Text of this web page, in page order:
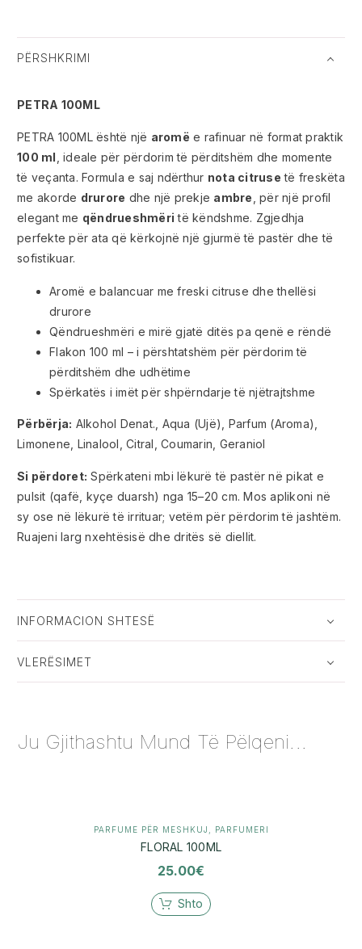
PËRSHKRIMI
PETRA 100ML
PETRA 100ML është një aromë e rafinuar në format praktik
100 ml , ideale për përdorim të përditshëm dhe momente
të veçanta. Formula e saj ndërthur nota citruse të freskëta
me akorde drurore dhe një prekje ambre , për një profil
elegant me qëndrueshmëri të këndshme. Zgjedhja
perfekte për ata që kërkojnë një gjurmë të pastër dhe të
sofistikuar.
Aromë e balancuar me freski citruse dhe thellësi
drurore
Qëndrueshmëri e mirë gjatë ditës pa qenë e rëndë
Flakon 100 ml – i përshtatshëm për përdorim të
përditshëm dhe udhëtime
Spërkatës i imët për shpërndarje të njëtrajtshme
Përbërja: Alkohol Denat., Aqua (Ujë), Parfum (Aroma),
Limonene, Linalool, Citral, Coumarin, Geraniol
Si përdoret: Spërkateni mbi lëkurë të pastër në pikat e
pulsit (qafë, kyçe duarsh) nga 15–20 cm. Mos aplikoni në
sy ose në lëkurë të irrituar; vetëm për përdorim të jashtëm.
Ruajeni larg nxehtësisë dhe dritës së diellit.
INFORMACION SHTESË
VLERËSIMET
Ju Gjithashtu Mund Të Pëlqeni...
PARFUME PËR MESHKUJ PARFUMERI
FLORAL 100ML
25.00€
Shto